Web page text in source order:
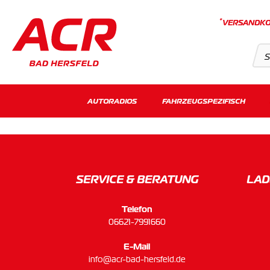
*
AUTORADIOS FAHRZEUGSPEZIFISCH
SERVICE & BERATUNG
Telefon
06621-7991660
E-Mail
info@acr-bad-hersfeld.de